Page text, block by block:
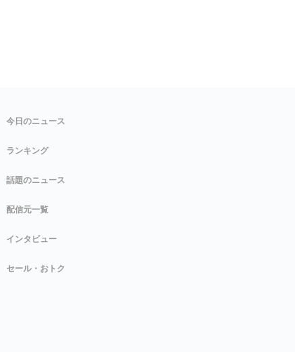
今日のニュース
ランキング
話題のニュース
配信元一覧
インタビュー
セール・おトク